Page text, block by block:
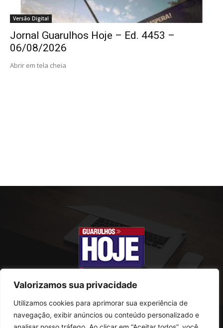
Valorizamos sua privacidade
Utilizamos cookies para aprimorar sua experiência de
navegação, exibir anúncios ou conteúdo personalizado e
Versão Digital
Jornal Guarulhos Hoje – Ed. 4453 –
06/08/2026
Abrir em tela cheia
SOBRE NÓS